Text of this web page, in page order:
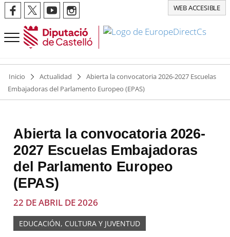
WEB ACCESIBLE
Inicio Actualidad
Abierta la convocatoria 2026-2027 Escuelas
Embajadoras del Parlamento Europeo (EPAS)
Abierta la convocatoria 2026-
2027 Escuelas Embajadoras
del Parlamento Europeo
(EPAS)
22 DE ABRIL DE 2026
EDUCACIÓN, CULTURA Y JUVENTUD